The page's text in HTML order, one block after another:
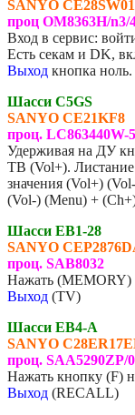
SANYO CE28SW01
проц OM8363H/
Вход в сервис:
Есть секам и DK,
Выход кнопка ноль.
Шасси C5GS
SANYO CE21KF8
проц. LC863440W-
Удерживая на ДУ
ТВ (Vol+).
значения (Vol+)
(Vol-) (Menu) +
Шасси EB1-28
SANYO
проц. SAB8032
Нажать
Выход (TV)
Шасси EB4-A
SANYO
проц. SAA5290ZP/
Нажать кнопку (F)
Выход (RECALL)